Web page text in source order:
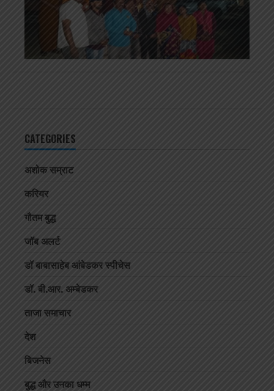
CATEGORIES
अशोक सम्राट
करियर
गौतम बुद्ध
जॉब अलर्ट
डॉ बाबासाहेब आंबेडकर स्पीचेस
डॉ. बी.आर. अम्बेडकर
ताजा समाचार
देश
बिजनेस
बुद्ध और उनका धम्म